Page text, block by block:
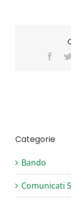
Categorie
Bando
Comunicati